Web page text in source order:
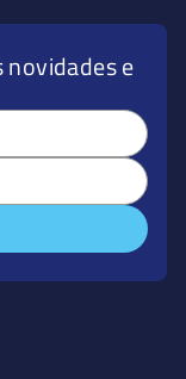
novidades e